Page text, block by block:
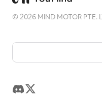
©2026 MIND MOTOR PTE.